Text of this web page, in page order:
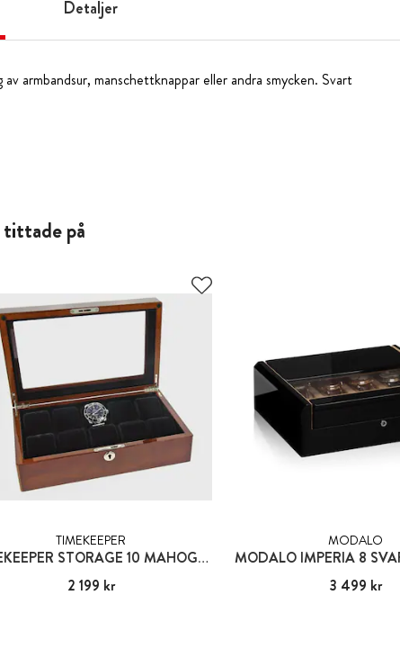
Detaljer
armbandsur, manschettknappar eller andra smycken. Svart
på
TIMEKEEPER
TIMEKEEPER STORAGE 10 MAHOGNY - FÖRVARINGSBOX FÖR 10 KLOCKOR
Pris :2 199 kr
2 199 kr
MODALO
Pris :3 499 kr
3 499 kr